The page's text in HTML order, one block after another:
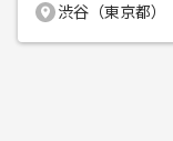
渋谷（東京都）